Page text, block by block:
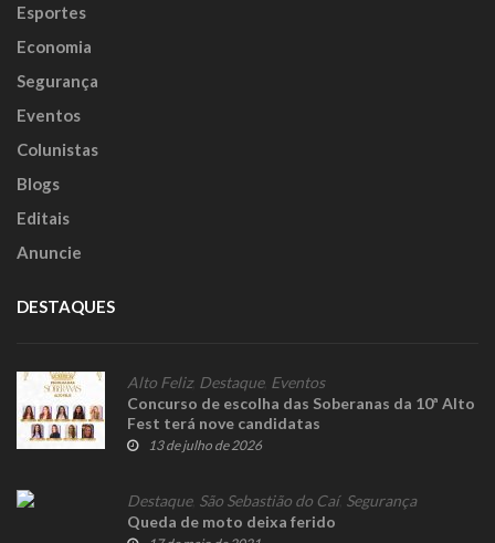
Esportes
Economia
Segurança
Eventos
Colunistas
Blogs
Editais
Anuncie
DESTAQUES
Alto Feliz, Destaque, Eventos
Concurso de escolha das Soberanas da 10ª Alto
Fest terá nove candidatas
13 de julho de 2026
Destaque, São Sebastião do Caí, Segurança
Queda de moto deixa ferido